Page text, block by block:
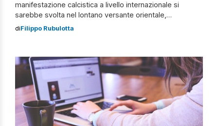
manifestazione calcistica a livello internazionale si
sarebbe svolta nel lontano versante orientale,
precisamente in Qatar. È ormai cosa nota che gli aspetti
attivo nel concetto di grande business aziendale quale è
[…]
diFilippo Rubulotta